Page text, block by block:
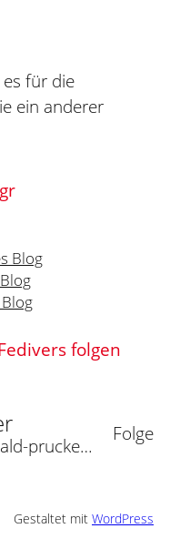
für die
ein anderer
Blog
folgen
@ossis-blog@oswald-prucker.de
Folge
Gestaltet mit WordPress